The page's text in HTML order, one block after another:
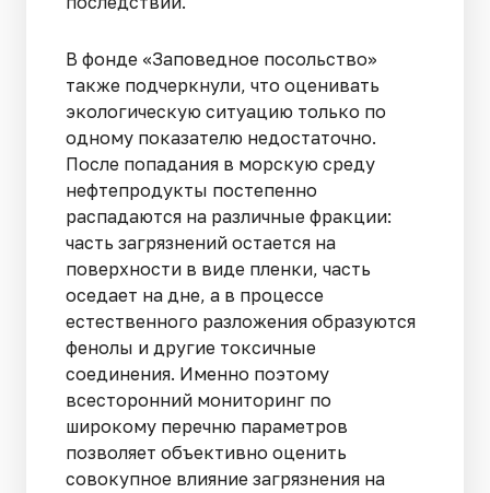
В фонде «Заповедное посольство»
также подчеркнули, что оценивать
экологическую ситуацию только по
одному показателю недостаточно.
После попадания в морскую среду
нефтепродукты постепенно
распадаются на различные фракции:
часть загрязнений остается на
поверхности в виде пленки, часть
оседает на дне, а в процессе
естественного разложения образуются
фенолы и другие токсичные
соединения. Именно поэтому
всесторонний мониторинг по
широкому перечню параметров
позволяет объективно оценить
совокупное влияние загрязнения на